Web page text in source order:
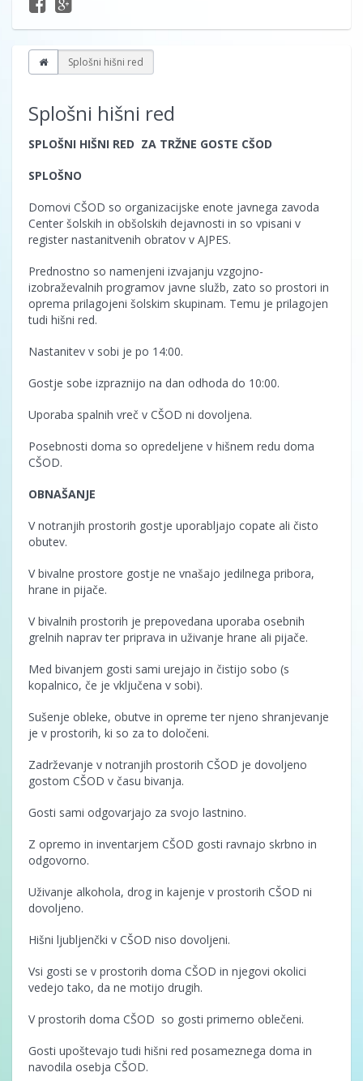
Splošni hišni red
Splošni hišni red
SPLOŠNI HIŠNI RED ZA TRŽNE GOSTE CŠOD
SPLOŠNO
Domovi CŠOD so organizacijske enote javnega zavoda
Center šolskih in obšolskih dejavnosti in so vpisani v
register nastanitvenih obratov v AJPES.
Prednostno so namenjeni izvajanju vzgojno-
izobraževalnih programov javne služb, zato so prostori in
oprema prilagojeni šolskim skupinam. Temu je prilagojen
tudi hišni red.
Nastanitev v sobi je po 14:00.
Gostje sobe izpraznijo na dan odhoda do 10:00.
Uporaba spalnih vreč v CŠOD ni dovoljena.
Posebnosti doma so opredeljene v hišnem redu doma
CŠOD.
OBNAŠANJE
V notranjih prostorih gostje uporabljajo copate ali čisto
obutev.
V bivalne prostore gostje ne vnašajo jedilnega pribora,
hrane in pijače.
V bivalnih prostorih je prepovedana uporaba osebnih
grelnih naprav ter priprava in uživanje hrane ali pijače.
Med bivanjem gosti sami urejajo in čistijo sobo (s
kopalnico, če je vključena v sobi).
Sušenje obleke, obutve in opreme ter njeno shranjevanje
je v prostorih, ki so za to določeni.
Zadrževanje v notranjih prostorih CŠOD je dovoljeno
gostom CŠOD v času bivanja.
Gosti sami odgovarjajo za svojo lastnino.
Z opremo in inventarjem CŠOD gosti ravnajo skrbno in
odgovorno.
Uživanje alkohola, drog in kajenje v prostorih CŠOD ni
dovoljeno.
Hišni ljubljenčki v CŠOD niso dovoljeni.
Vsi gosti se v prostorih doma CŠOD in njegovi okolici
vedejo tako, da ne motijo drugih.
V prostorih doma CŠOD so gosti primerno oblečeni.
Gosti upoštevajo tudi hišni red posameznega doma in
navodila osebja CŠOD.